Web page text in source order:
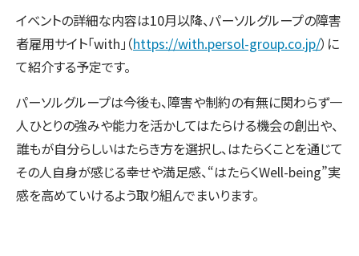
イベントの詳細な内容は10月以降、パーソルグループの障害
者雇用サイト「with」（https://with.persol-group.co.jp/）に
て紹介する予定です。
パーソルグループは今後も、障害や制約の有無に関わらず一
人ひとりの強みや能力を活かしてはたらける機会の創出や、
誰もが自分らしいはたらき方を選択し、はたらくことを通じて
その人自身が感じる幸せや満足感、“はたらくWell-being”実
感を高めていけるよう取り組んでまいります。